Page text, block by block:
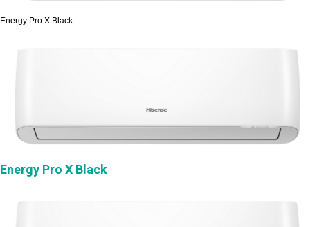
Energy Pro X Black
Energy Pro X Black